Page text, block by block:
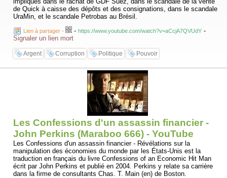
de Quick à caisse des dépôts et des consignations, dans le scandale
UraMin, et le scandale Petrobas au Brésil.
Lien à partager - - https://www.youtube.com/watch?v=aCcjA7QVUdY -
Signaler un lien mort
Argent Corruption Politique Pouvoir
Les Confessions d'un assassin financier -
John Perkins (Maraboo 666) - YouTube
Les Confessions d'un assassin financier - Révélations sur la
manipulation des économies du monde par les États-Unis est la
traduction en français du livre Confessions of an Economic Hit Man
écrit par John Perkins et publié en 2004. Perkins y relate sa carrière
dans la firme de consultants Chas. T. Main (en) de Boston.